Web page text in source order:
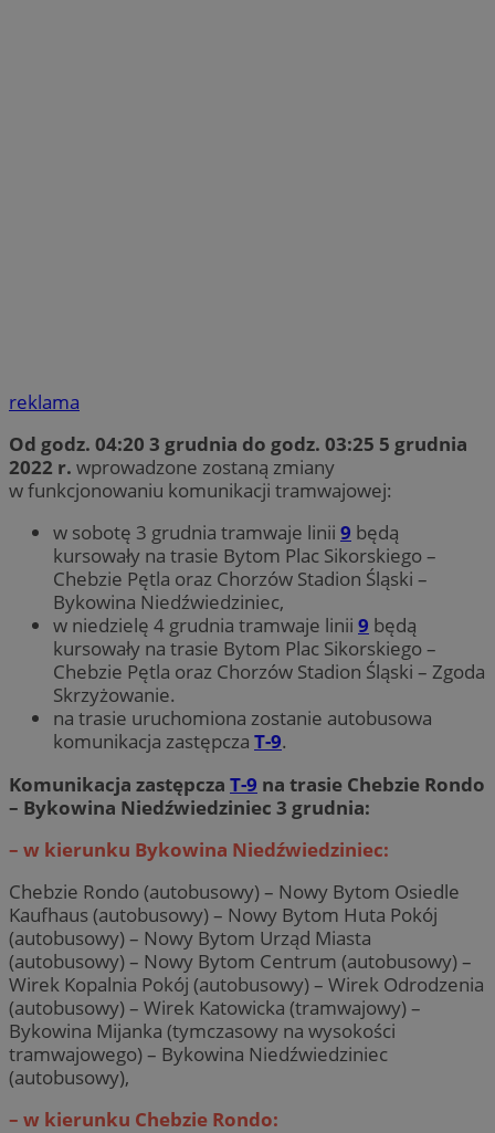
reklama
Od godz. 04:20 3 grudnia do godz. 03:25 5 grudnia
2022 r. wprowadzone zostaną zmiany
w funkcjonowaniu komunikacji tramwajowej:
w sobotę 3 grudnia tramwaje linii 9 będą
kursowały na trasie Bytom Plac Sikorskiego –
Chebzie Pętla oraz Chorzów Stadion Śląski –
Bykowina Niedźwiedziniec,
w niedzielę 4 grudnia tramwaje linii 9 będą
kursowały na trasie Bytom Plac Sikorskiego –
Chebzie Pętla oraz Chorzów Stadion Śląski – Zgoda
Skrzyżowanie.
na trasie uruchomiona zostanie autobusowa
komunikacja zastępcza T-9.
Komunikacja zastępcza T-9 na trasie Chebzie Rondo
– Bykowina Niedźwiedziniec 3 grudnia:
– w kierunku Bykowina Niedźwiedziniec:
Chebzie Rondo (autobusowy) – Nowy Bytom Osiedle
Kaufhaus (autobusowy) – Nowy Bytom Huta Pokój
(autobusowy) – Nowy Bytom Urząd Miasta
(autobusowy) – Nowy Bytom Centrum (autobusowy) –
Wirek Kopalnia Pokój (autobusowy) – Wirek Odrodzenia
(autobusowy) – Wirek Katowicka (tramwajowy) –
Bykowina Mijanka (tymczasowy na wysokości
tramwajowego) – Bykowina Niedźwiedziniec
(autobusowy),
– w kierunku Chebzie Rondo: